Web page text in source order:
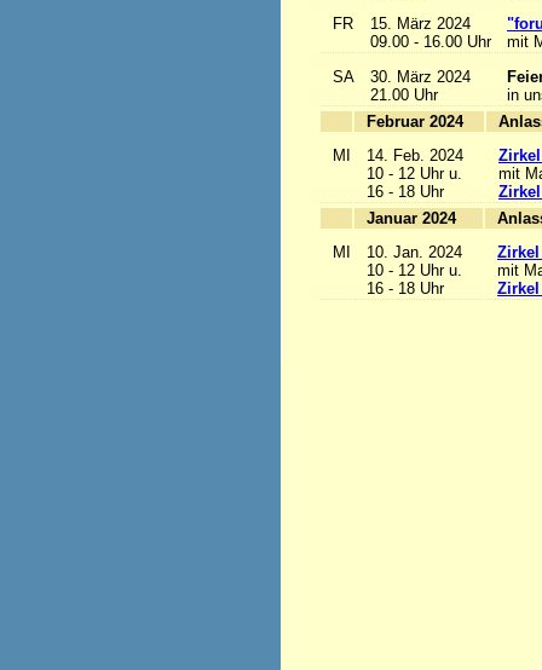
FR
15. März 2024
09.00 - 16.00 Uhr
mit
SA
30. März 2024
21.00 Uhr
in
Februar 2024
MI
14. Feb. 2024
10 - 12 Uhr u.
16 - 18 Uhr
mit
Januar 2024
MI
10. Jan. 2024
10 - 12 Uhr u.
16 - 18 Uhr
mit